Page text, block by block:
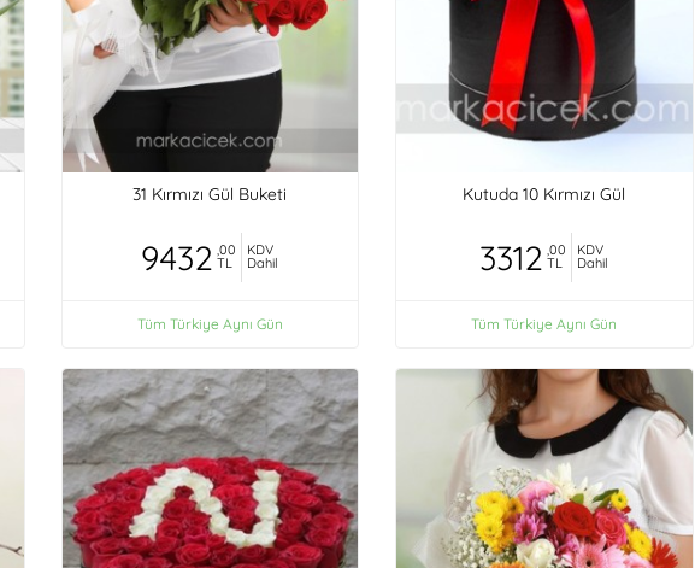
31 Kırmızı Gül Buketi
9432 ,00
TL
KDV
Dahil
Tüm Türkiye Aynı Gün
Kutuda 10 Kırmızı Gül
3312 ,00
TL
KDV
Dahil
Tüm Türkiye Aynı Gün